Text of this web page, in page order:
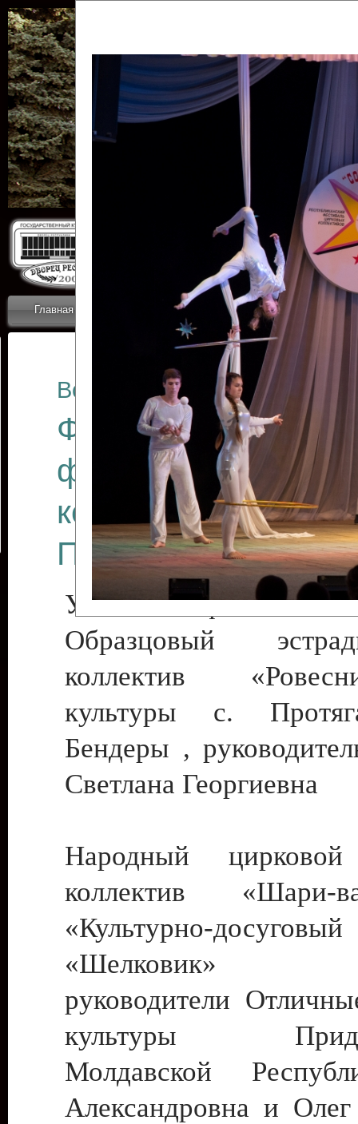
Главная Коллективы Новости
ОТЧЕТЫ ГКЦ
Все отчеты
Финал
фестиваля
коллективов
Приднестровского
Участники фестиваля:
Образцовый
коллектив
культуры с.
Бендеры ,
Светлана Георгиевна
Народный цирковой
коллектив
«Культурно-
«Шелковик»
руководители
культуры
Молдавской
Александровна и